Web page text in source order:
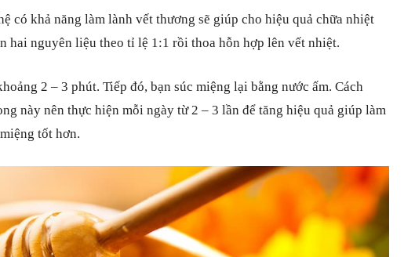
có khả năng làm lành vết thương sẽ giúp cho hiệu quả chữa nhiệt
hai nguyên liệu theo tỉ lệ 1:1 rồi thoa hỗn hợp lên vết nhiệt.
2 – 3 phút. Tiếp đó, bạn súc miệng lại bằng nước ấm. Cách
này nên thực hiện mỗi ngày từ 2 – 3 lần để tăng hiệu quả giúp làm
tốt hơn.